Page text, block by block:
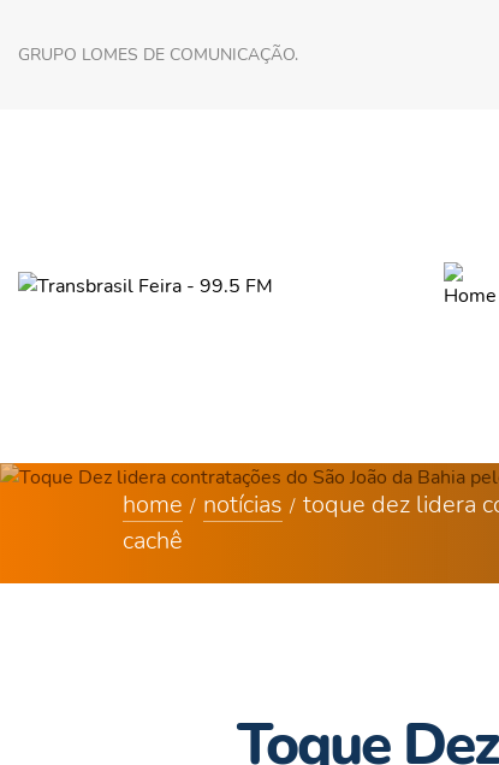
GRUPO LOMES DE COMUNICAÇÃO.
home notícias
toque dez lidera
cachê
Toque